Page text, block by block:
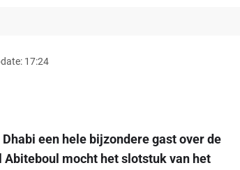
17:24
een hele bijzondere gast over de
mocht het slotstuk van het